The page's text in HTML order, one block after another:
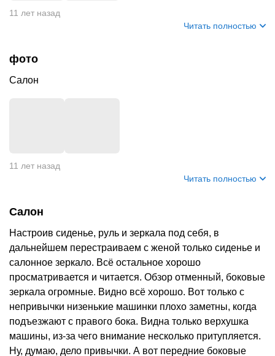
11 лет назад
Читать полностью
фото
Салон
11 лет назад
Читать полностью
Салон
Настроив сиденье, руль и зеркала под себя, в
дальнейшем перестраиваем с женой только сиденье и
салонное зеркало. Всё остальное хорошо
просматривается и читается. Обзор отменный, боковые
зеркала огромные. Видно всё хорошо. Вот только с
непривычки низенькие машинки плохо заметны, когда
подъезжают с правого бока. Видна только верхушка
машины, из-за чего внимание несколько притупляется.
Ну, думаю, дело привычки. А вот передние боковые